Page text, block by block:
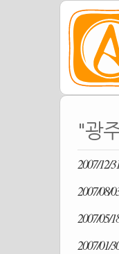
"광
2007/12/
2007/08/
2007/05/
2007/01/